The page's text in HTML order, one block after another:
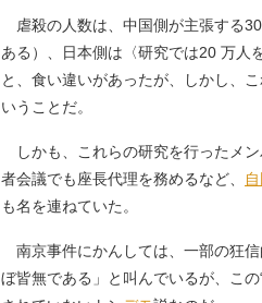
虐殺の人数は、中国側が主張する
ある）、日本側は〈研究では20 万人
と、食い違いがあったが、しかし、
いうことだ。
しかも、これらの研究を行ったメ
者会議でも座長代理を務めるなど、
も名を連ねていた。
南京事件にかんしては、一部の狂
ぼ皆無である」と叫んでいるが、こ